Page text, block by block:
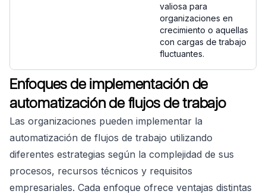
valiosa para
organizaciones en
crecimiento o aquellas
con cargas de trabajo
fluctuantes.
Enfoques de implementación de
automatización de flujos de trabajo
Las organizaciones pueden implementar la
automatización de flujos de trabajo utilizando
diferentes estrategias según la complejidad de sus
procesos, recursos técnicos y requisitos
empresariales. Cada enfoque ofrece ventajas distintas